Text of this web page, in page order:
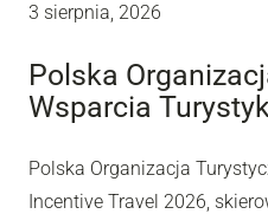
3 sierpnia, 2026
Polska
Wsparcia
Polska Organizacja
Incentive Travel 2026,